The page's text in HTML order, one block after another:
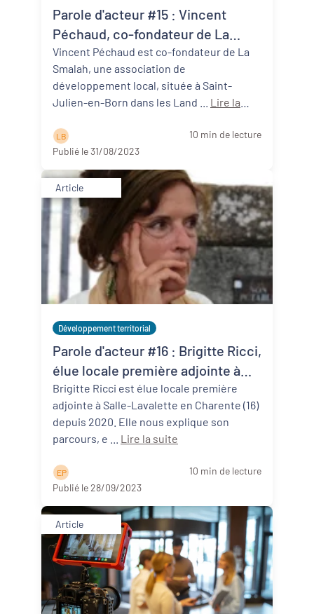
Parole d'acteur #15 : Vincent
Péchaud, co-fondateur de La
Smalah (40)
Vincent Péchaud est co-fondateur de La
Smalah, une association de
développement local, située à Saint-
Lire la
L B
10 min de lecture
Publié le 31/08/2023
Article
Développement territorial
Parole d'acteur #16 : Brigitte Ricci,
élue locale première adjointe à
Salles-Lavalette (16)
Brigitte Ricci est élue locale première
adjointe à Salle-Lavalette en Charente (16)
depuis 2020. Elle nous explique son
Lire la suite
E P
10 min de lecture
Publié le 28/09/2023
Article